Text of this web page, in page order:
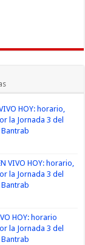
HOY: horario,
la Jornada 3 del
VIVO HOY: horario,
la Jornada 3 del
HOY: horario
la Jornada 3 del